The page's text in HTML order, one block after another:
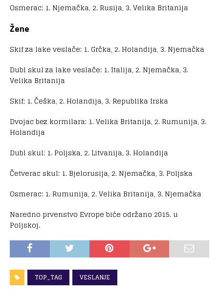
Osmerac: 1. Njemačka, 2. Rusija, 3. Velika Britanija
Žene
Skif za lake veslače: 1. Grčka, 2. Holandija, 3. Njemačka
Dubl skul za lake veslače: 1. Italija, 2. Njemačka, 3.
Velika Britanija
Skif: 1. Češka, 2. Holandija, 3. Republika Irska
Dvojac bez kormilara: 1. Velika Britanija, 2. Rumunija, 3.
Holandija
Dubl skul: 1. Poljska, 2. Litvanija, 3. Holandija
Četverac skul: 1. Bjelorusija, 2. Njemačka, 3. Poljska
Osmerac: 1. Rumunija, 2. Velika Britanija, 3. Njemačka
Naredno prvenstvo Evrope biće održano 2015. u
Poljskoj.
TOP_TAG VESLANJE